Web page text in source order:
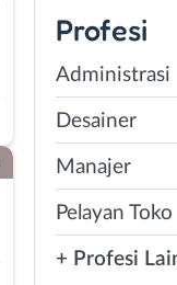
Profesi
Administrasi
Desainer
Manajer
Pelayan Toko
+ Profesi